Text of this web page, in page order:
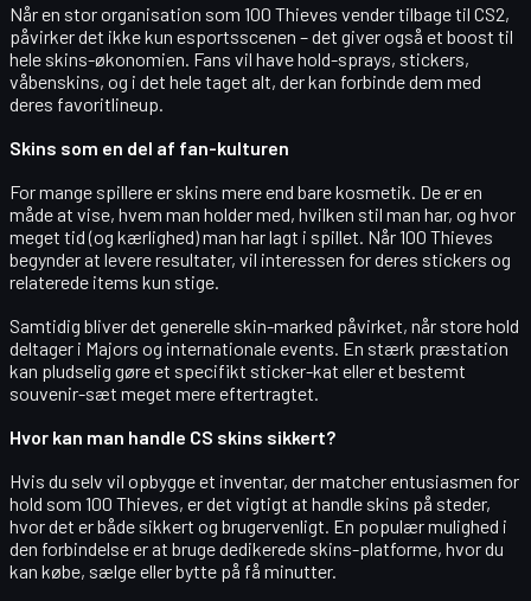
Når en stor organisation som 100 Thieves vender tilbage til CS2,
påvirker det ikke kun esportsscenen – det giver også et boost til
hele skins-økonomien. Fans vil have hold-sprays, stickers,
våbenskins, og i det hele taget alt, der kan forbinde dem med
deres favoritlineup.
Skins som en del af fan-kulturen
For mange spillere er skins mere end bare kosmetik. De er en
måde at vise, hvem man holder med, hvilken stil man har, og hvor
meget tid (og kærlighed) man har lagt i spillet. Når 100 Thieves
begynder at levere resultater, vil interessen for deres stickers og
relaterede items kun stige.
Samtidig bliver det generelle skin-marked påvirket, når store hold
deltager i Majors og internationale events. En stærk præstation
kan pludselig gøre et specifikt sticker-kat eller et bestemt
souvenir-sæt meget mere eftertragtet.
Hvor kan man handle CS skins sikkert?
Hvis du selv vil opbygge et inventar, der matcher entusiasmen for
hold som 100 Thieves, er det vigtigt at handle skins på steder,
hvor det er både sikkert og brugervenligt. En populær mulighed i
den forbindelse er at bruge dedikerede skins-platforme, hvor du
kan købe, sælge eller bytte på få minutter.